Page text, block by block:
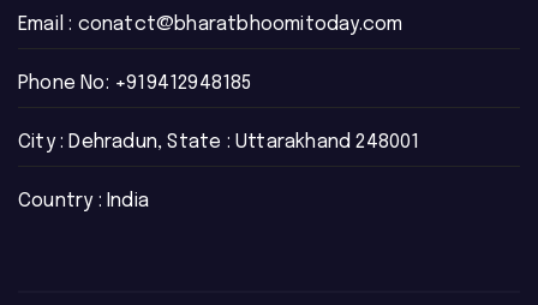
Email : conatct@bharatbhoomitoday.com
Phone No: +919412948185
City : Dehradun, State : Uttarakhand 248001
Country : India